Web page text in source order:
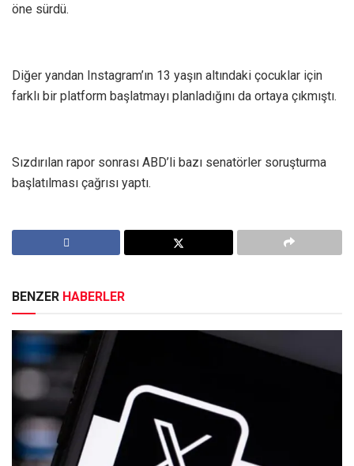
öne sürdü.
Diğer yandan Instagram’ın 13 yaşın altındaki çocuklar için
farklı bir platform başlatmayı planladığını da ortaya çıkmıştı.
Sızdırılan rapor sonrası ABD’li bazı senatörler soruşturma
başlatılması çağrısı yaptı.
BENZER HABERLER